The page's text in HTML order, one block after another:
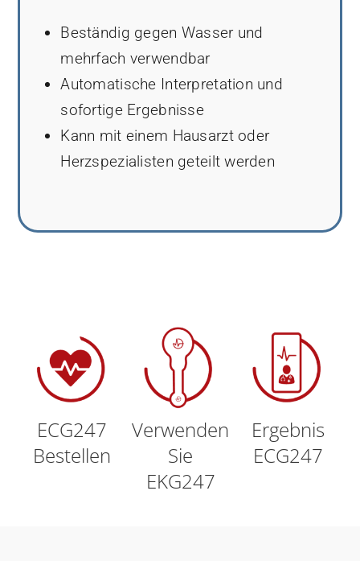
Beständig gegen Wasser und
mehrfach verwendbar
Automatische Interpretation und
sofortige Ergebnisse
Kann mit einem Hausarzt oder
Herzspezialisten geteilt werden
ECG247
Bestellen
Verwenden
Sie
EKG247
Ergebnis
ECG247